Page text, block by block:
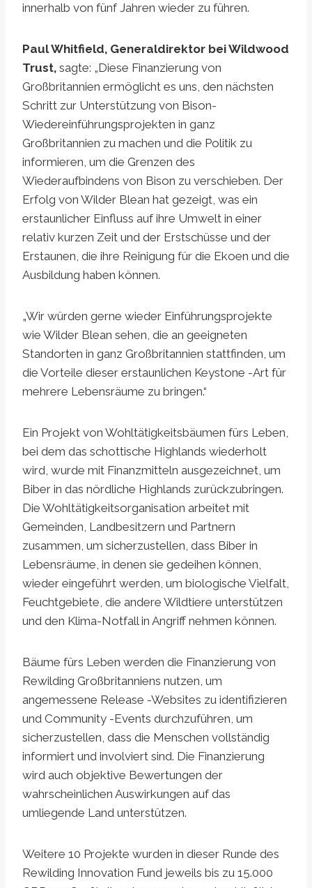
innerhalb von fünf Jahren wieder zu führen.
Paul Whitfield, Generaldirektor bei Wildwood
Trust, sagte: „Diese Finanzierung von
Großbritannien ermöglicht es uns, den nächsten
Schritt zur Unterstützung von Bison-
Wiedereinführungsprojekten in ganz
Großbritannien zu machen und die Politik zu
informieren, um die Grenzen des
Wiederaufbindens von Bison zu verschieben. Der
Erfolg von Wilder Blean hat gezeigt, was ein
erstaunlicher Einfluss auf ihre Umwelt in einer
relativ kurzen Zeit und der Erstschüsse und der
Erstaunen, die ihre Reinigung für die Ekoen und die
Ausbildung haben können.
„Wir würden gerne wieder Einführungsprojekte
wie Wilder Blean sehen, die an geeigneten
Standorten in ganz Großbritannien stattfinden, um
die Vorteile dieser erstaunlichen Keystone -Art für
mehrere Lebensräume zu bringen.“
Ein Projekt von Wohltätigkeitsbäumen fürs Leben,
bei dem das schottische Highlands wiederholt
wird, wurde mit Finanzmitteln ausgezeichnet, um
Biber in das nördliche Highlands zurückzubringen.
Die Wohltätigkeitsorganisation arbeitet mit
Gemeinden, Landbesitzern und Partnern
zusammen, um sicherzustellen, dass Biber in
Lebensräume, in denen sie gedeihen können,
wieder eingeführt werden, um biologische Vielfalt,
Feuchtgebiete, die andere Wildtiere unterstützen
und den Klima-Notfall in Angriff nehmen können.
Bäume fürs Leben werden die Finanzierung von
Rewilding Großbritanniens nutzen, um
angemessene Release -Websites zu identifizieren
und Community -Events durchzuführen, um
sicherzustellen, dass die Menschen vollständig
informiert und involviert sind. Die Finanzierung
wird auch objektive Bewertungen der
wahrscheinlichen Auswirkungen auf das
umliegende Land unterstützen.
Weitere 10 Projekte wurden in dieser Runde des
Rewilding Innovation Fund jeweils bis zu 15.000